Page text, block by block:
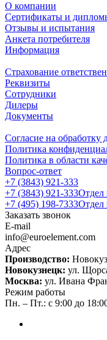
О компании
Сертификаты и
Отзывы и испытания
Анкета потребителя
Информация
Страхование
Реквизиты
Сотрудники
Дилеры
Документы
Согласие на обработку
Политика
Политика в области
Вопрос-ответ
+7 (3843) 921-333
+7 (3843) 921-333Отдел
+7 (495) 198-7333Отдел
Заказать звонок
E-mail
info@euroelement.com
Адрес
Производство:
Новокузнецк: ул.
Москва: ул. Ивана
Режим работы
Пн. – Пт.: с 9:00 до